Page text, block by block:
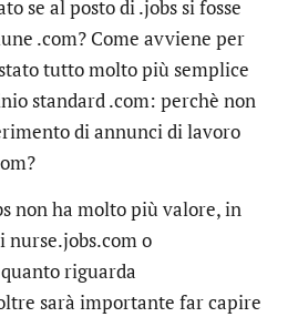
se al posto di .jobs si fosse
.com? Come avviene per
tutto molto più semplice
standard .com: perchè non
di annunci di lavoro
non ha molto più valore, in
o
riguarda
sarà importante far capire